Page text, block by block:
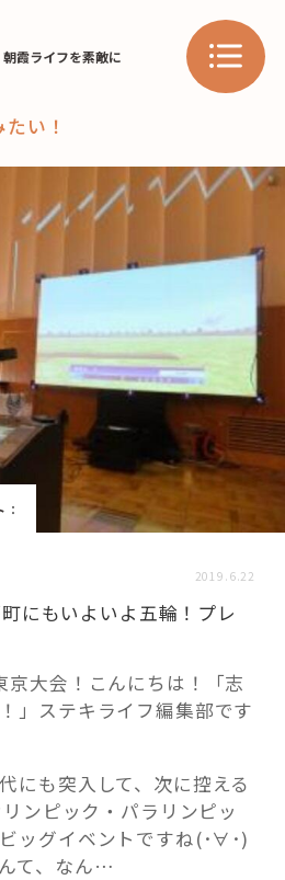
霞ライフを素敵に
HAREL
活用事例
店
ーター紹介
い！
：
2019.6.22
にもいよいよ五輪！プレ
京大会！こんにちは！「志
」ステキライフ編集部です
にも突入して、次に控える
ンピック・パラリンピッ
ッグイベントですね(･∀･)
て、なん…